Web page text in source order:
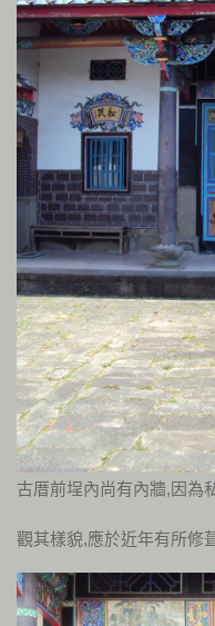
古厝前埕內尚有內牆,因為
觀其樣貌,應於近年有所修